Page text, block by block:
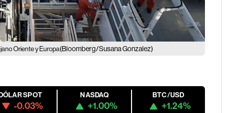
Oriente y Europa(Bloomberg/Susana Gonzalez)
SPOT
-0.03%
NASDAQ
+1.00%
BTC/USD
+1.24%